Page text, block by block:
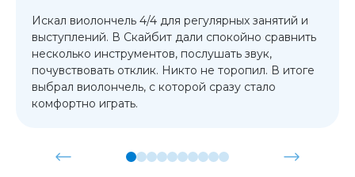
Искал виолончель 4/4 для регулярных занятий и
выступлений. В Скайбит дали спокойно сравнить
несколько инструментов, послушать звук,
почувствовать отклик. Никто не торопил. В итоге
выбрал виолончель, с которой сразу стало
комфортно играть.